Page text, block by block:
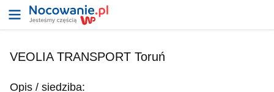
VEOLIA TRANSPORT Toruń
Opis / siedziba: